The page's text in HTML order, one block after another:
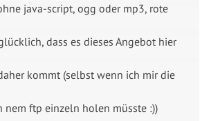
java-script, ogg oder mp3, rote
dass es dieses Angebot hier
kommt (selbst wenn ich mir die
nem ftp einzeln holen müsste :))